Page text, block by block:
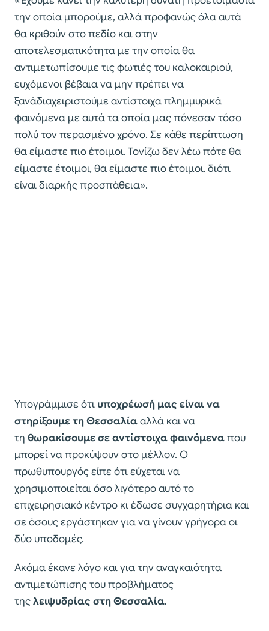
την οποία μπορούμε, αλλά προφανώς όλα αυτά
θα κριθούν στο πεδίο και στην
αποτελεσματικότητα με την οποία θα
αντιμετωπίσουμε τις φωτιές του καλοκαιριού,
ευχόμενοι βέβαια να μην πρέπει να
ξανάδιαχειριστούμε αντίστοιχα πλημμυρικά
φαινόμενα με αυτά τα οποία μας πόνεσαν τόσο
πολύ τον περασμένο χρόνο. Σε κάθε περίπτωση
θα είμαστε πιο έτοιμοι. Τονίζω δεν λέω πότε θα
είμαστε έτοιμοι, θα είμαστε πιο έτοιμοι, διότι
είναι διαρκής προσπάθεια».
Υπογράμμισε ότι υποχρέωσή μας είναι να
στηρίξουμε τη Θεσσαλίααλλά και να
τη θωρακίσουμε σε αντίστοιχα φαινόμεναπου
μπορεί να προκύψουν στο μέλλον. Ο
πρωθυπουργός είπε ότι εύχεται να
χρησιμοποιείται όσο λιγότερο αυτό το
επιχειρησιακό κέντρο κι έδωσε συγχαρητήρια και
σε όσους εργάστηκαν για να γίνουν γρήγορα οι
δύο υποδομές.
Ακόμα έκανε λόγο και για την αναγκαιότητα
αντιμετώπισης του προβλήματος
τηςλειψυδρίας στη Θεσσαλία.